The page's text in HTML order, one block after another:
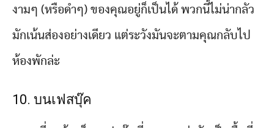
งามๆ (หรือดำๆ) ของคุณอยู่ก็เป็นได้ พวกนี้ไม่น่ากลัว
มักเน้นส่องอย่างเดียว แต่ระวังมันจะตามคุณกลับไป
ห้องพักล่ะ
10. บนเฟสบุ๊ค